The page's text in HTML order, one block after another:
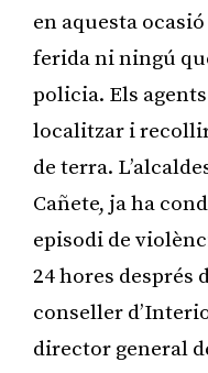
en aquesta
ferida ni ningú
policia. Els
localitzar i
de terra.
Cañete, ja ha
episodi de
24 hores després
conseller
director general